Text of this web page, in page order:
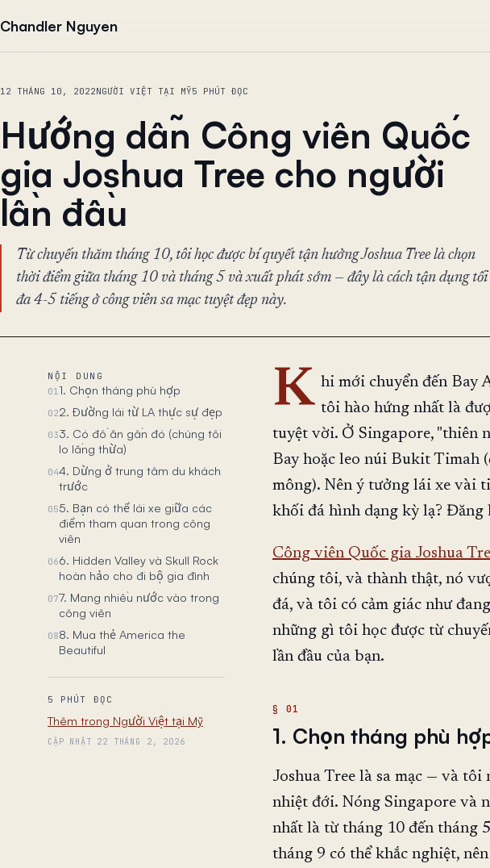
Chandler Nguyen
12 THÁNG 10, 2022NGƯỜI VIỆT TẠI MỸ5 PHÚT ĐỌC
Hướng dẫn Công viên Quốc
gia Joshua Tree cho người
lần đầu
Từ chuyến thăm tháng 10, tôi học được bí quyết tận hưởng Joshua Tree là chọn
thời điểm giữa tháng 10 và tháng 5 và xuất phát sớm — đây là cách tận dụng tối
đa 4-5 tiếng ở công viên sa mạc tuyệt đẹp này.
NỘI DUNG
011. Chọn tháng phù hợp
022. Đường lái từ LA thực sự đẹp
033. Có đồ ăn gần đó (chúng tôi
lo lắng thừa)
044. Dừng ở trung tâm du khách
trước
055. Bạn có thể lái xe giữa các
điểm tham quan trong công
viên
066. Hidden Valley và Skull Rock
hoàn hảo cho đi bộ gia đình
077. Mang nhiều nước vào trong
công viên
088. Mua thẻ America the
Beautiful
5 PHÚT ĐỌC
Thêm trong Người Việt tại Mỹ
CẬP NHẬT 22 THÁNG 2, 2026
K hi mới chuyển đến Bay
tôi hào hứng nhất là
tuyệt vời. Ở Singapore, "thiên
Bay hoặc leo núi Bukit Timah
mông). Nên ý tưởng lái xe vài
khối đá hình dạng kỳ lạ? Đăng
Công viên Quốc gia Joshua
chúng tôi, và thành thật, nó
đá, và tôi có cảm giác như
những gì tôi học được từ
lần đầu của bạn.
1. Chọn tháng phù
Joshua Tree là sa mạc — và
nhiệt đới. Nóng Singapore và
nhất là từ tháng 10 đến tháng
tháng 9 có thể khắc nghiệt,